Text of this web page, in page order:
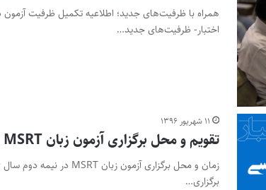
اختبار- ظرفیت‌های جدید…
۱۱ شهریور ۱۳۹۶
تقویم و محل برگزاری آزمون زبان MSRT در سال ۹۶
برگزاری…